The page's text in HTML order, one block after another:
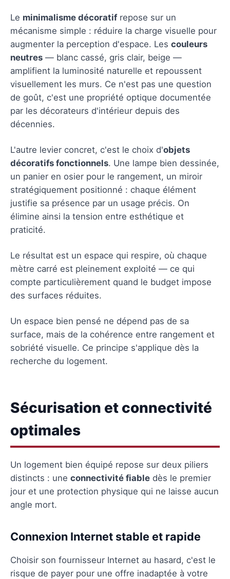
Le minimalisme décoratifrepose sur un
mécanisme simple : réduire la charge visuelle pour
augmenter la perception d'espace. Les couleurs
neutres — blanc cassé, gris clair, beige —
amplifient la luminosité naturelle et repoussent
visuellement les murs. Ce n'est pas une question
de goût, c'est une propriété optique documentée
par les décorateurs d'intérieur depuis des
décennies.
L'autre levier concret, c'est le choix d'objets
décoratifs fonctionnels. Une lampe bien dessinée,
un panier en osier pour le rangement, un miroir
stratégiquement positionné : chaque élément
justifie sa présence par un usage précis. On
élimine ainsi la tension entre esthétique et
praticité.
Le résultat est un espace qui respire, où chaque
mètre carré est pleinement exploité — ce qui
compte particulièrement quand le budget impose
des surfaces réduites.
Un espace bien pensé ne dépend pas de sa
surface, mais de la cohérence entre rangement et
sobriété visuelle. Ce principe s'applique dès la
recherche du logement.
Sécurisation et connectivité
optimales
Un logement bien équipé repose sur deux piliers
distincts : une connectivité fiable dès le premier
jour et une protection physique qui ne laisse aucun
angle mort.
Connexion Internet stable et rapide
Choisir son fournisseur Internet au hasard, c'est le
risque de payer pour une offre inadaptée à votre